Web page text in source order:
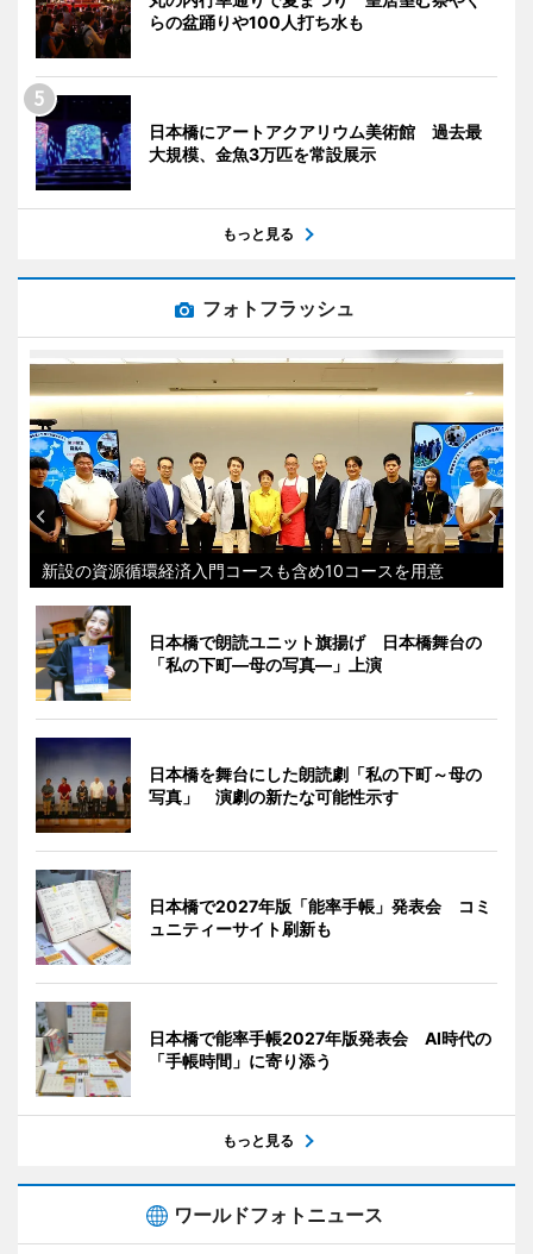
らの盆踊りや100人打ち水も
日本橋にアートアクアリウム美術館 過去最
大規模、金魚3万匹を常設展示
もっと見る
フォトフラッシュ
新設の資源循環経済入門コースも含め10コースを用意
日本橋で朗読ユニット旗揚げ 日本橋舞台の
「私の下町―母の写真―」上演
日本橋を舞台にした朗読劇「私の下町～母の
写真」 演劇の新たな可能性示す
日本橋で2027年版「能率手帳」発表会 コミ
ュニティーサイト刷新も
日本橋で能率手帳2027年版発表会 AI時代の
「手帳時間」に寄り添う
もっと見る
ワールドフォトニュース